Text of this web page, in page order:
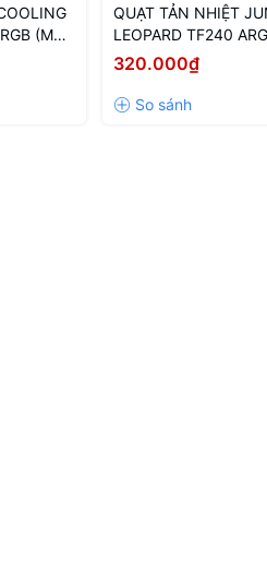
(MÀU
CỰC)
QUẠT TẢN NHIỆT
LEOPARD TF240
(MÀU TRẮNG/ XUÔI)
320.000₫